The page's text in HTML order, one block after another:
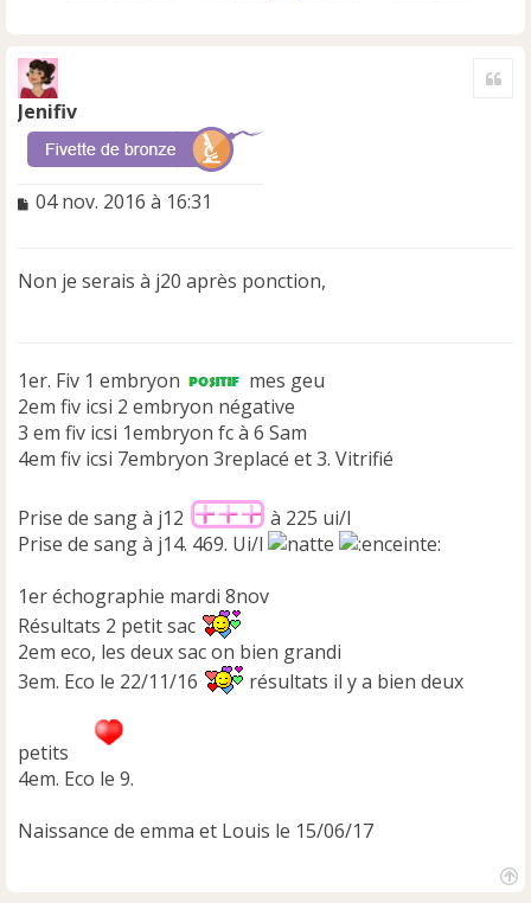
Jenifiv
M
s
a
o
n
u
04 nov. 2016 à 16:31
Non je serais à j20 après ponction,
1er. Fiv 1 embryon
mes geu
2em fiv icsi 2 embryon négative
3 em fiv icsi 1embryon fc à 6 Sam
4em fiv icsi 7embryon 3replacé et 3. Vitrifié
Prise de sang à j12
à 225 ui/l
Prise de sang à j14. 469. Ui/l
1er échographie mardi 8nov
Résultats 2 petit sac
2em eco, les deux sac on bien grandi
3em. Eco le 22/11/16
résultats il y a bien deux
petits
4em. Eco le 9.
Naissance de emma et Louis le 15/06/17